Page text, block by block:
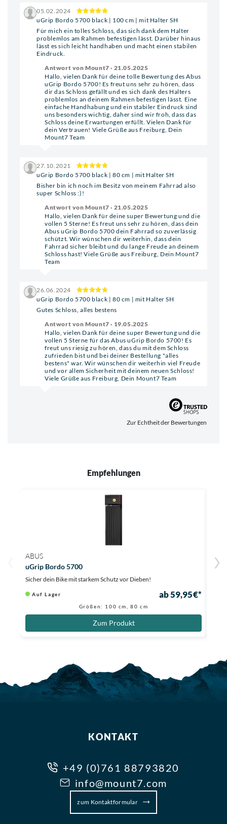
05.02.2024
uGrip Bordo 5700 black | 100 cm | mit Halter SH
Für mich ein tolles Schloss, das sich dank dem Halter
problemlos am Rahmen befestigen lässt. Darüber hinaus
lässt es sich leicht handhaben und macht einen stabilen
Eindruck.
Antwort von Mount7 · 21.05.2025
Hallo, vielen Dank für deine tolle Bewertung des Abus
uGrip Bordo 5700! Es freut uns sehr zu hören, dass
dir das Schloss gefällt und es sich dank des Halters
problemlos an deinem Rahmen befestigen lässt. Eine
einfache Handhabung und ein stabiler Eindruck sind
uns besonders wichtig, daher sind wir froh, dass das
Schloss deine Erwartungen erfüllt. Vielen Dank für
dein Vertrauen! Viele Grüße aus Freiburg, Dein
Mount7 Team
27.10.2021
uGrip Bordo 5700 black | 80 cm | mit Halter SH
Bisher bin ich noch im Besitz von meinem Fahrrad also
super Schloss :)!
Antwort von Mount7 · 21.05.2025
Hallo, vielen Dank für deine super Bewertung und die
vollen 5 Sterne! Es freut uns sehr zu hören, dass dein
Abus uGrip Bordo 5700 dein Fahrrad so zuverlässig
schützt. Wir wünschen dir weiterhin, dass dein
Fahrrad sicher bleibt und du lange Freude an deinem
Schloss hast! Viele Grüße aus Freiburg, Dein Mount7
Team
26.06.2024
uGrip Bordo 5700 black | 80 cm | mit Halter SH
Gutes Schloss, alles bestens
Antwort von Mount7 · 19.05.2025
Hallo, vielen Dank für deine super Bewertung und die
vollen 5 Sterne für das Abus uGrip Bordo 5700! Es
freut uns riesig zu hören, dass du mit dem Schloss
zufrieden bist und bei deiner Bestellung "alles
bestens" war. Wir wünschen dir weiterhin viel Freude
und vor allem Sicherheit mit deinem neuen Schloss!
Viele Grüße aus Freiburg, Dein Mount7 Team
Zur Echtheit der Bewertungen
Empfehlungen
ABUS
uGrip Bordo 5700
Sicher dein Bike mit starkem Schutz vor Dieben!
Auf Lager ab 59,95 €*
Größen: 100 cm, 80 cm
Zum Produkt
KONTAKT
+49 (0)761 88793820
info@mount7.com
zum Kontaktformular